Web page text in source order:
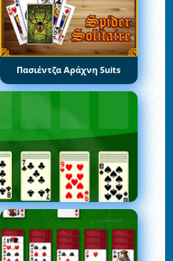
Πασιέντζα Αράχνη Suits